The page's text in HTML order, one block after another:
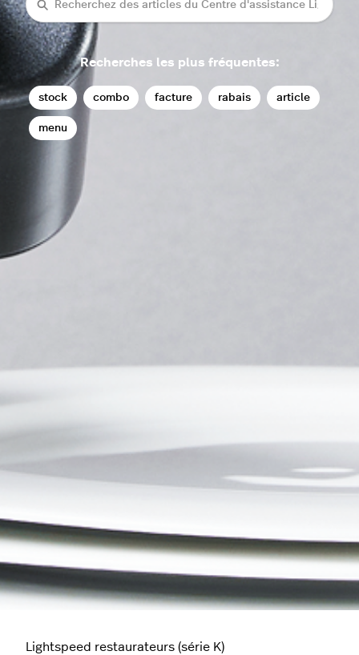
Recherches les plus fréquentes:
stock combo facture rabais article
menu
Lightspeed restaurateurs (série K)